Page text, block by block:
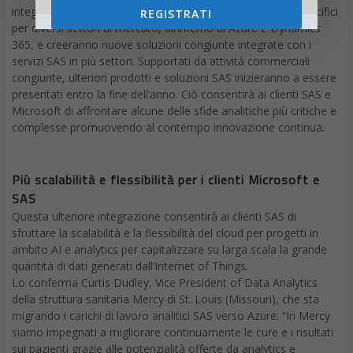
integrare le capacità analitiche di SAS, compresi modelli specifici
per diversi settori di mercato, all’interno di Azure e Dynamics
365, e creeranno nuove soluzioni congiunte integrate con i
servizi SAS in più settori. Supportati da attività commerciali
congiunte, ulteriori prodotti e soluzioni SAS inizieranno a essere
presentati entro la fine dell’anno. Ciò consentirà ai clienti SAS e
Microsoft di affrontare alcune delle sfide analitiche più critiche e
complesse promuovendo al contempo innovazione continua.
Più scalabilità e flessibilità per i clienti Microsoft e
SAS
Questa ulteriore integrazione consentirà ai clienti SAS di
sfruttare la scalabilità e la flessibilità del cloud per progetti in
ambito AI e analytics per capitalizzare su larga scala la grande
quantità di dati generati dall’Internet of Things.
Lo conferma Curtis Dudley, Vice President of Data Analytics
della struttura sanitaria Mercy di St. Louis (Missouri), che sta
migrando i carichi di lavoro analitici SAS verso Azure: “In Mercy
siamo impegnati a migliorare continuamente le cure e i risultati
sui pazienti grazie alle potenzialità offerte da analytics e
REGISTRATI